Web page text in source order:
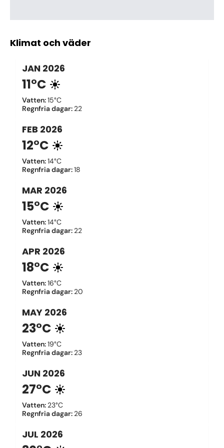
Klimat och väder
JAN 2026
11°C
Vatten:15°C
Regnfria dagar: 22
FEB 2026
12°C
Vatten:14°C
Regnfria dagar:18
MAR 2026
15°C
Vatten:14°C
Regnfria dagar: 22
APR 2026
18°C
Vatten:16°C
Regnfria dagar: 20
MAY 2026
23°C
Vatten:19°C
Regnfria dagar: 23
JUN 2026
27°C
Vatten: 23°C
Regnfria dagar: 26
JUL 2026